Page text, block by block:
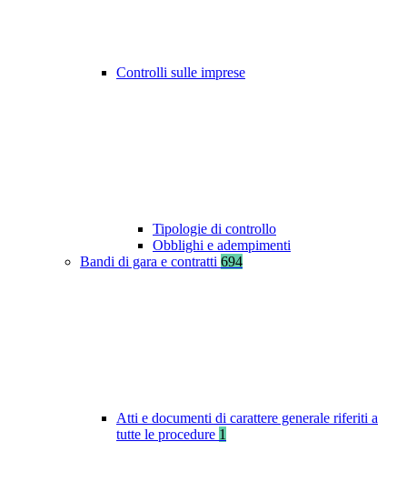
Controlli sulle imprese
Tipologie di controllo
Obblighi e adempimenti
Bandi di gara e contratti 694
Atti e documenti di carattere generale riferiti a
tutte le procedure 1